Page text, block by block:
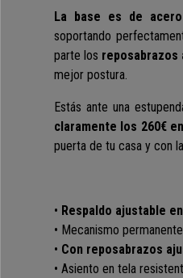
La base es de
soportando
parte los
mejor postura.
Estás ante una
claramente los 260€
puerta de tu casa y con
• Respaldo ajustable
• Mecanismo
• Con reposabrazos
• Asiento en tela